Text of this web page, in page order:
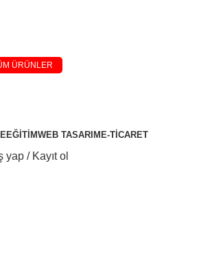
ÜRÜNLER
EĞİTİMWEB TASARIME-TİCARET
yap / Kayıt ol